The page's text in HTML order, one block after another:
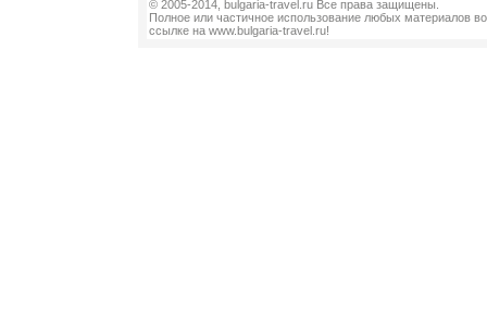
© 2005-2014, bulgaria-travel.ru Все права защищены.
Полное или частичное использование любых материалов
ссылке на www.bulgaria-travel.ru!